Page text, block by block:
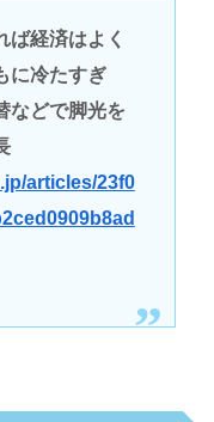
ば経済はよく
に冷たすぎ
などで脚光を
articles/23f0